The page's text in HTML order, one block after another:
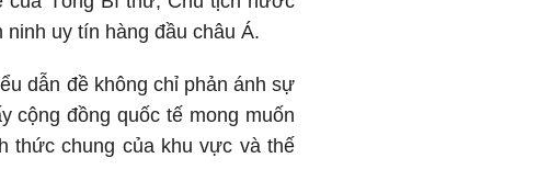
uy tín hàng đầu châu Á.
dẫn đề không chỉ phản ánh sự
cộng đồng quốc tế mong muốn
thức chung của khu vực và thế